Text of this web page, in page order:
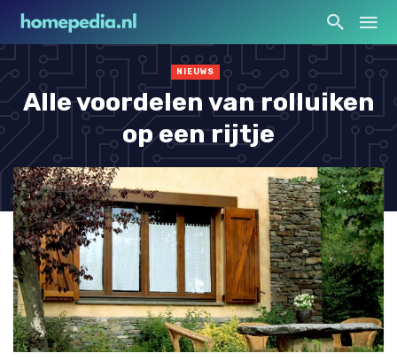
NIEUWS
Alle voordelen van rolluiken
op een rijtje